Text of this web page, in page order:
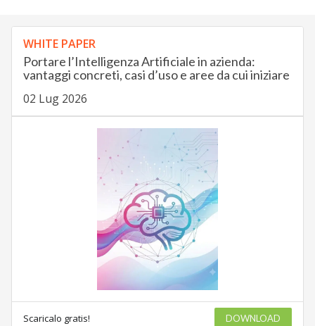
WHITE PAPER
Portare l’Intelligenza Artificiale in azienda:
vantaggi concreti, casi d’uso e aree da cui iniziare
02 Lug 2026
Scaricalo gratis! DOWNLOAD